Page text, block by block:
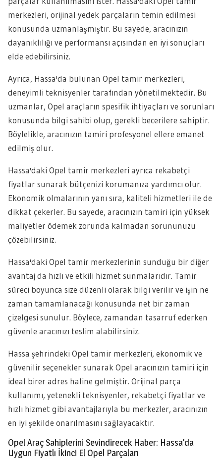
merkezleri, orijinal yedek parçaların temin edilmesi
konusunda uzmanlaşmıştır. Bu sayede, aracınızın
dayanıklılığı ve performansı açısından en iyi sonuçları
elde edebilirsiniz.
Ayrıca, Hassa'da bulunan Opel tamir merkezleri,
deneyimli teknisyenler tarafından yönetilmektedir. Bu
uzmanlar, Opel araçların spesifik ihtiyaçları ve sorunları
konusunda bilgi sahibi olup, gerekli becerilere sahiptir.
Böylelikle, aracınızın tamiri profesyonel ellere emanet
edilmiş olur.
Hassa'daki Opel tamir merkezleri ayrıca rekabetçi
fiyatlar sunarak bütçenizi korumanıza yardımcı olur.
Ekonomik olmalarının yanı sıra, kaliteli hizmetleri ile de
dikkat çekerler. Bu sayede, aracınızın tamiri için yüksek
maliyetler ödemek zorunda kalmadan sorununuzu
çözebilirsiniz.
Hassa'daki Opel tamir merkezlerinin sunduğu bir diğer
avantaj da hızlı ve etkili hizmet sunmalarıdır. Tamir
süreci boyunca size düzenli olarak bilgi verilir ve işin ne
zaman tamamlanacağı konusunda net bir zaman
çizelgesi sunulur. Böylece, zamandan tasarruf ederken
güvenle aracınızı teslim alabilirsiniz.
Hassa şehrindeki Opel tamir merkezleri, ekonomik ve
güvenilir seçenekler sunarak Opel aracınızın tamiri için
ideal birer adres haline gelmiştir. Orijinal parça
kullanımı, yetenekli teknisyenler, rekabetçi fiyatlar ve
hızlı hizmet gibi avantajlarıyla bu merkezler, aracınızın
en iyi şekilde onarılmasını sağlayacaktır.
Opel Araç Sahiplerini Sevindirecek Haber: Hassa’da
Uygun Fiyatlı İkinci El Opel Parçaları